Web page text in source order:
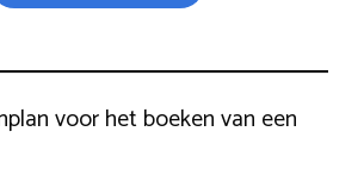
voor het boeken van een